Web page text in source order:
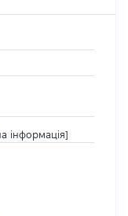
інформація]